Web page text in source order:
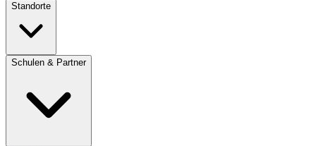
Standorte
Schulen & Partner